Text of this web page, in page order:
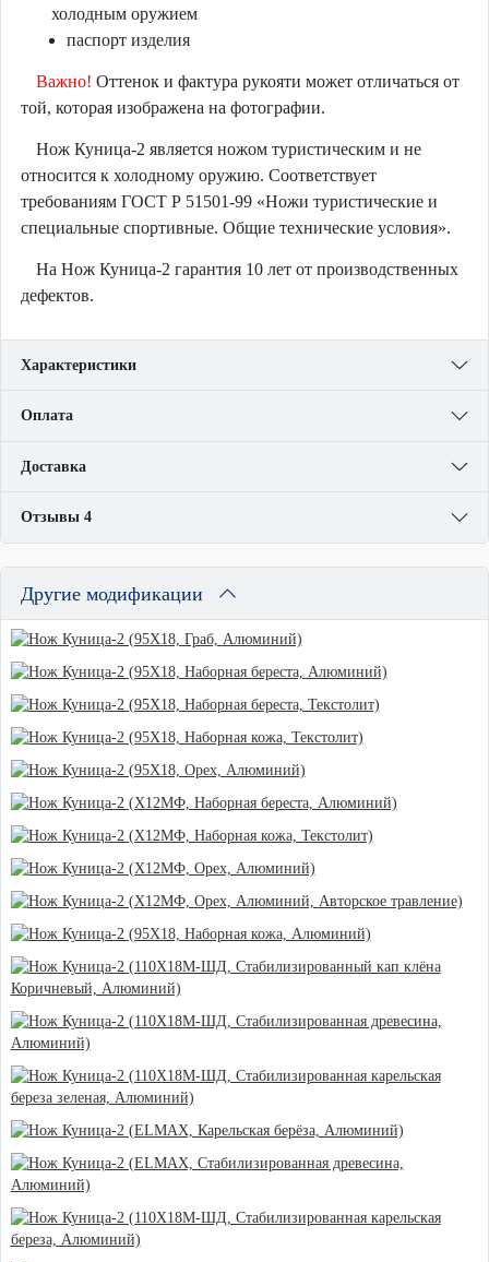
холодным оружием
паспорт изделия
Важно! Оттенок и фактура рукояти может отличаться от
той, которая изображена на фотографии.
Нож Куница-2 является ножом туристическим и не
относится к холодному оружию. Соответствует
требованиям ГОСТ Р 51501-99 «Ножи туристические и
специальные спортивные. Общие технические условия».
На Нож Куница-2 гарантия 10 лет от производственных
дефектов.
Характеристики
Оплата
Доставка
Отзывы 4
Другие модификации